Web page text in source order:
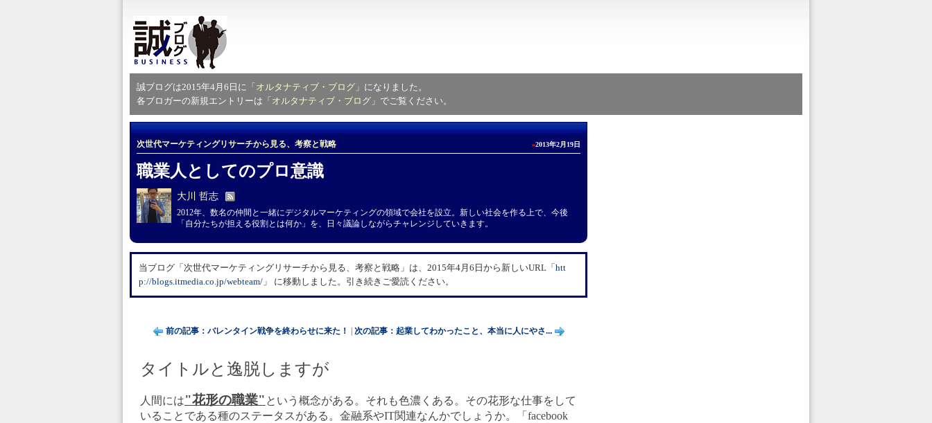
誠ブログは2015年4月6日に「 オルタナティブ・ブログ 」になりました。
各ブロガーの新規エントリーは「 オルタナティブ・ブログ 」でご覧ください。
»2013年2月19日
次世代マーケティングリサーチから見る、考察と戦略
職業人としてのプロ意識
大川 哲志
2012年、数名の仲間と一緒にデジタルマーケティングの領域で会社を設立。新しい社会を作る上で、今後
「自分たちが担える役割とは何か」を、日々議論しながらチャレンジしていきます。
当ブログ「次世代マーケティングリサーチから見る、考察と戦略」は、2015年4月6日から新しいURL「 ​htt
p://blogs.itmedia.co.jp/webteam/ 」 に移動しました。引き続きご愛読ください。
前の記事：バレンタイン戦争を終わらせに来た！ 次の記事：起業してわかったこと、本当に人にやさ...
タイトルと逸脱しますが
人間には"花形の職業" という概念がある。それも色濃くある。その花形な仕事をして
いることである種のステータスがある。金融系やIT関連なんかでしょうか。「facebook